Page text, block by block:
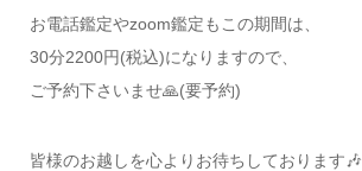
お電話鑑定やzoom鑑定もこの期間は、
30分2200円(税込)になりますので、
ご予約下さいませ🙏(要予約)
皆様のお越しを心よりお待ちしております🎶